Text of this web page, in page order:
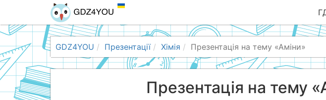
GDZ4YOU Презентації Хімія Презентація на тему «Аміни»
Презентація на тему